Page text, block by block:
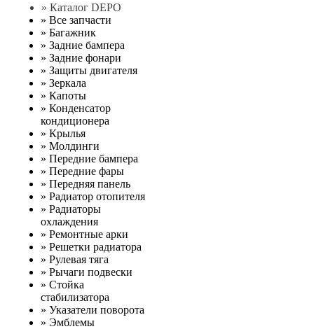
» Каталог DEPO
» Все запчасти
» Багажник
» Задние бампера
» Задние фонари
» Защиты двигателя
» Зеркала
» Капоты
» Конденсатор
кондиционера
» Крылья
» Молдинги
» Передние бампера
» Передние фары
» Передняя панель
» Радиатор отопителя
» Радиаторы
охлаждения
» Ремонтные арки
» Решетки радиатора
» Рулевая тяга
» Рычаги подвески
» Стойка
стабилизатора
» Указатели поворота
» Эмблемы